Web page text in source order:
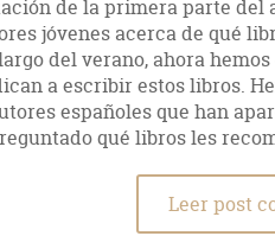
de la primera parte
jóvenes acerca de qué
del verano, ahora
a escribir estos libros.
españoles que han
qué libros les
Leer post